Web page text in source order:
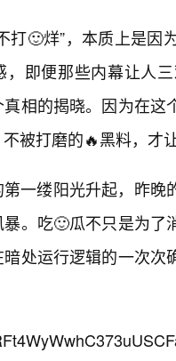
打🙂烊”，本质上是
，即便那些内幕让人
相的揭晓。因为在
被打磨的🔥黑料，才
第一缕阳光升起，昨
。吃🙂瓜不只是为
处运行逻辑的一次